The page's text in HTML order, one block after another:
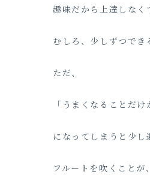
趣味だから上達しなく
むしろ、少しずつでき
ただ、
「うまくなることだけ
になってしまうと少し
フルートを吹くことが、